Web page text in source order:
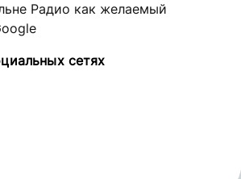
Радио как желаемый
сетях